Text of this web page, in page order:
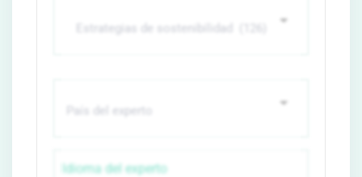
Idioma del experto